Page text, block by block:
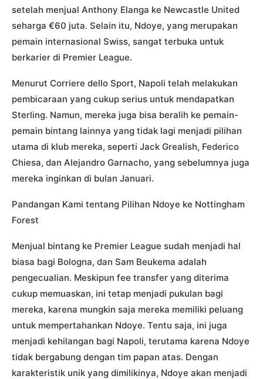
setelah menjual Anthony Elanga ke Newcastle United
seharga €60 juta. Selain itu, Ndoye, yang merupakan
pemain internasional Swiss, sangat terbuka untuk
berkarier di Premier League.
Menurut Corriere dello Sport, Napoli telah melakukan
pembicaraan yang cukup serius untuk mendapatkan
Sterling. Namun, mereka juga bisa beralih ke pemain-
pemain bintang lainnya yang tidak lagi menjadi pilihan
utama di klub mereka, seperti Jack Grealish, Federico
Chiesa, dan Alejandro Garnacho, yang sebelumnya juga
mereka inginkan di bulan Januari.
Pandangan Kami tentang Pilihan Ndoye ke Nottingham
Forest
Menjual bintang ke Premier League sudah menjadi hal
biasa bagi Bologna, dan Sam Beukema adalah
pengecualian. Meskipun fee transfer yang diterima
cukup memuaskan, ini tetap menjadi pukulan bagi
mereka, karena mungkin saja mereka memiliki peluang
untuk mempertahankan Ndoye. Tentu saja, ini juga
menjadi kehilangan bagi Napoli, terutama karena Ndoye
tidak bergabung dengan tim papan atas. Dengan
karakteristik unik yang dimilikinya, Ndoye akan menjadi